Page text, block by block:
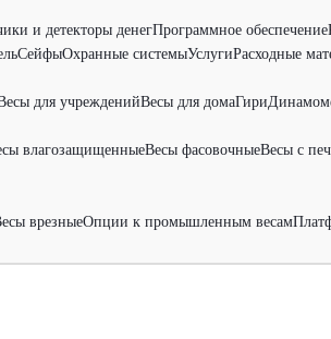
и детекторы денегПрограммное обеспечение
СейфыОхранные системыУслугиРасходные
для учрежденийВесы для домаГири
влагозащищенныеВесы фасовочныеВесы с
врезныеОпции к промышленным весам